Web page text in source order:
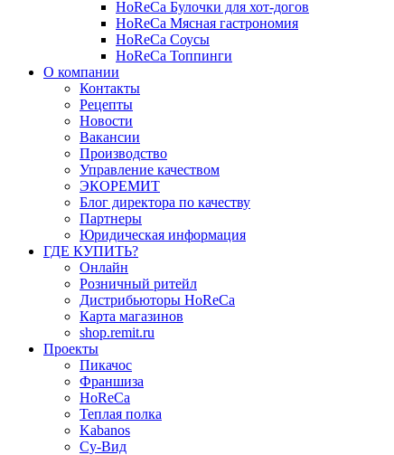
HoReCa Булочки для хот-догов
HoReCa Мясная гастрономия
HoReCa Соусы
HoReCa Топпинги
О компании
Контакты
Рецепты
Новости
Вакансии
Производство
Управление качеством
ЭКОРЕМИТ
Блог директора по качеству
Партнеры
Юридическая информация
ГДЕ КУПИТЬ?
Онлайн
Розничный ритейл
Дистрибьюторы HoReCa
Карта магазинов
shop.remit.ru
Проекты
Пикачос
Франшиза
HoReCa
Теплая полка
Kabanos
Су-Вид